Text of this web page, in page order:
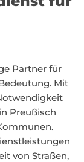
Partner für
Mit
Preußisch
von Straßen,